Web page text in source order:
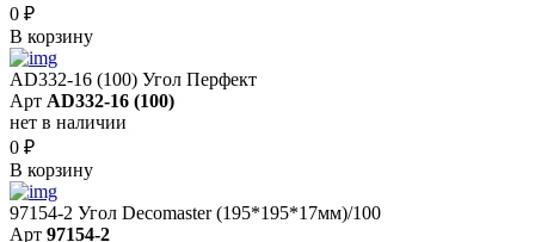
0 ₽
В корзину
AD332-16 (100) Угол Перфект
Арт AD332-16 (100)
нет в наличии
0 ₽
В корзину
97154-2 Угол Decomaster (195*195*17мм)/100
Арт 97154-2